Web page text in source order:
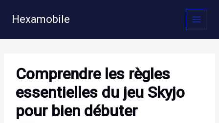
contenuHexamobile
Comprendre les règles
essentielles du jeu Skyjo
pour bien débuter